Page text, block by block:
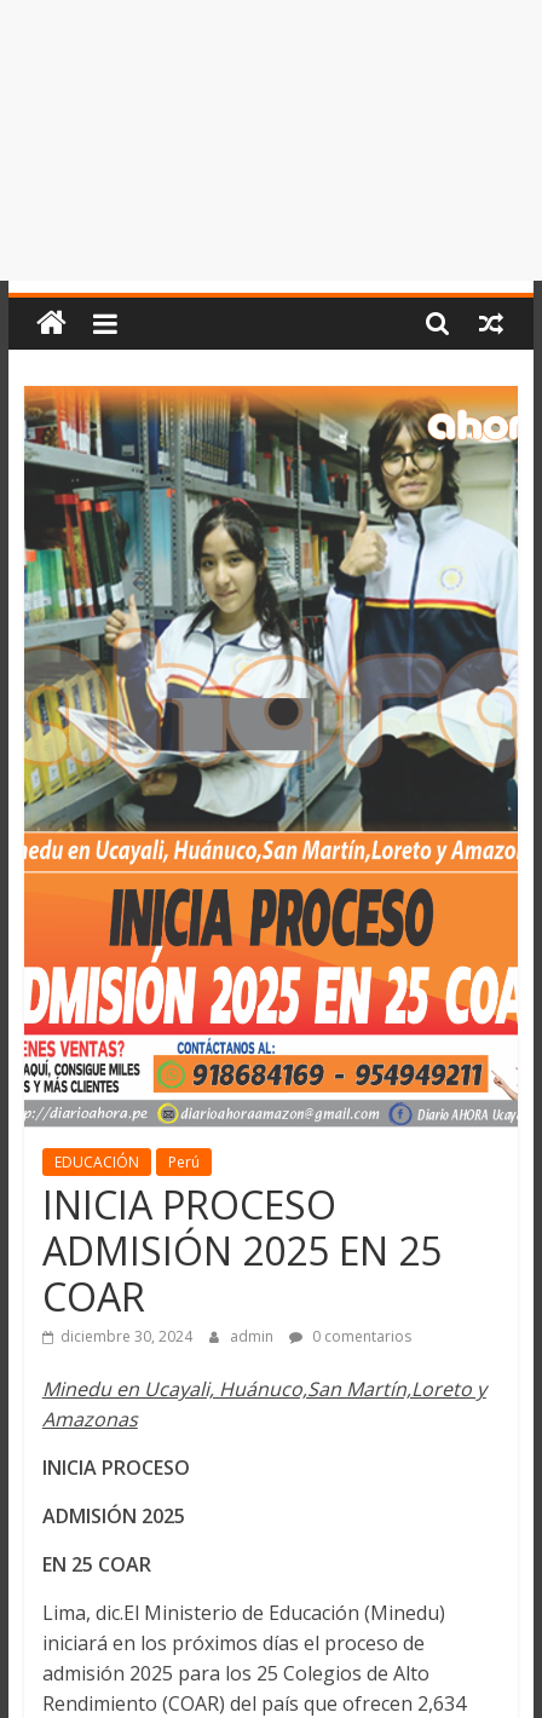
EDUCACIÓN Perú
INICIA PROCESO
ADMISIÓN 2025 EN 25
COAR
diciembre 30, 2024 admin 0 comentarios
Minedu en Ucayali, Huánuco,San Martín,Loreto y
Amazonas
INICIA PROCESO
ADMISIÓN 2025
EN 25 COAR
Lima, dic.El Ministerio de Educación (Minedu)
iniciará en los próximos días el proceso de
admisión 2025 para los 25 Colegios de Alto
Rendimiento (COAR) del país que ofrecen 2,634